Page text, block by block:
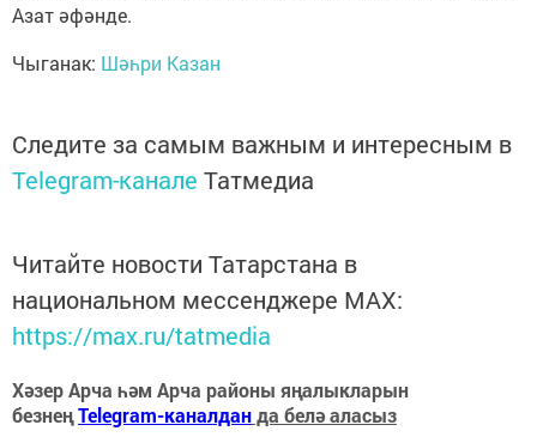
Азат әфәнде.
Чыганак: Шәһри Казан
Следите за самым важным и интересным в
Telegram-канале Татмедиа
Читайте новости Татарстана в
национальном мессенджере MАХ:
https://max.ru/tatmedia
Хәзер Арча һәм Арча районы яңалыкларын
безнеңTelegram-каналданда белә аласыз